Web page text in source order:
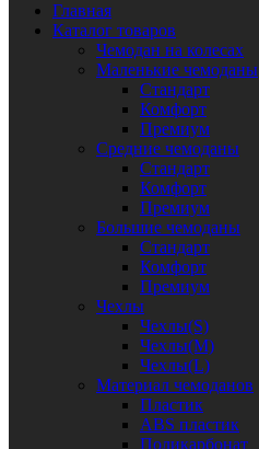
Главная
Каталог товаров
Чемодан на колесах
Маленькие чемоданы
Стандарт
Комфорт
Премиум
Средние чемоданы
Стандарт
Комфорт
Премиум
Большие чемоданы
Стандарт
Комфорт
Премиум
Чехлы
Чехлы(S)
Чехлы(M)
Чехлы(L)
Материал чемоданов
Пластик
ABS пластик
Поликарбонат